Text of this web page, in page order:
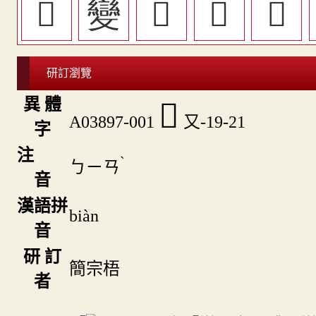
󵧳 變 𦇥 󵧞 󵧲
研訂瀏覽
異 體
字
A03897-001 𠮓 又-19-21
注
音
ㄅㄧㄢˋ
漢語拼
音
biàn
研 訂
者
簡宗梧